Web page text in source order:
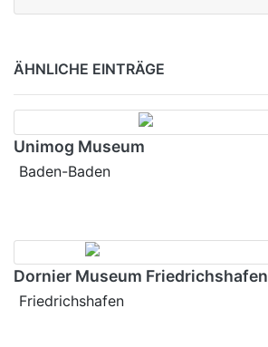
ÄHNLICHE EINTRÄGE
Unimog Museum
Baden-Baden
Dornier Museum Friedrichshafen
Friedrichshafen